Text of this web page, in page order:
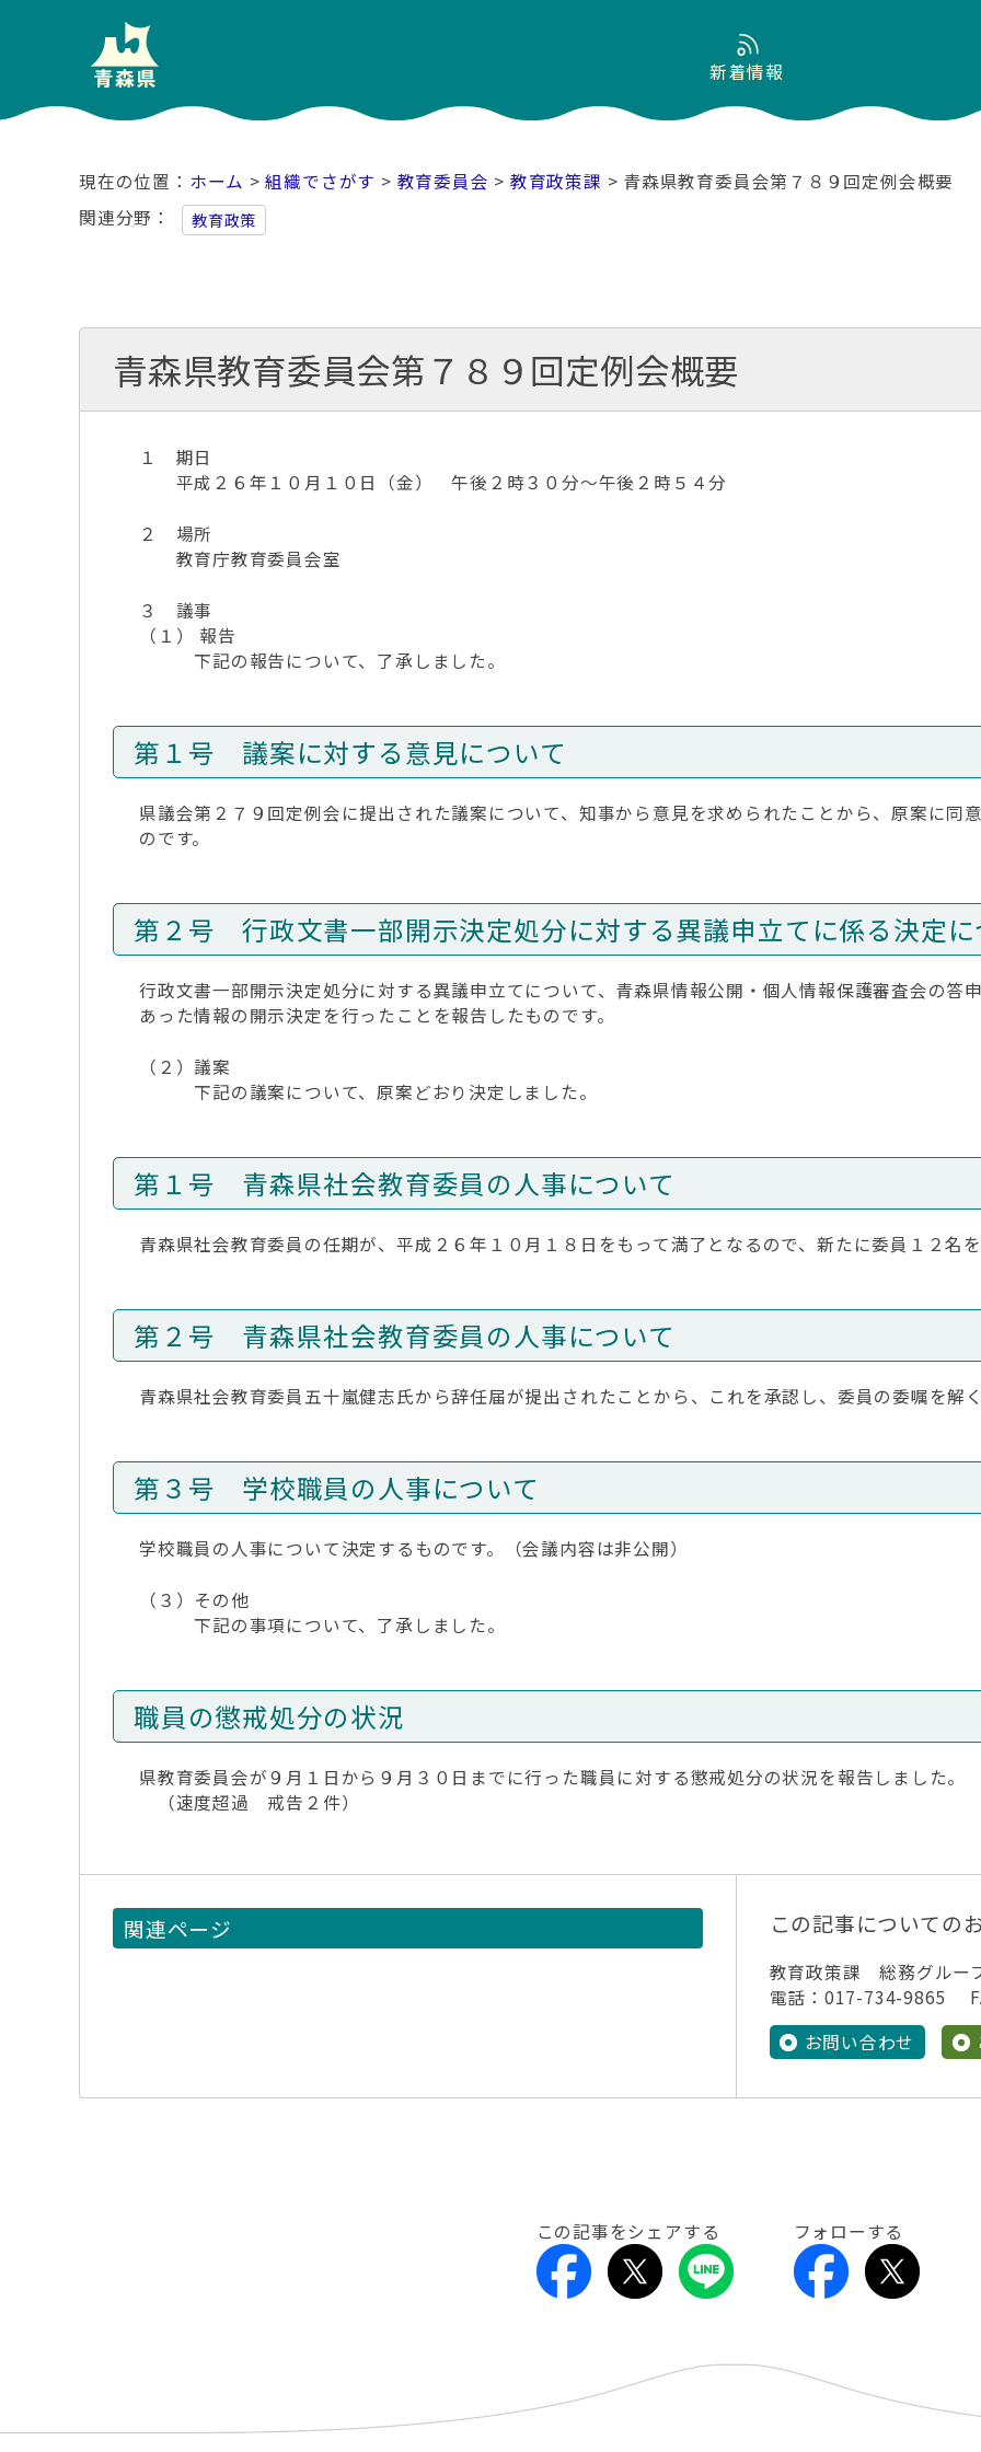
新着情報
ホーム >組織でさがす > 教育委員会 > 教育政策課 > 青森県教育委員会第７８９回定例会概要
関連分野
教育政策
青森県教育委員会第７８９回定例会概要
１ 期日
平成２６年１０月１０日（金） 午後２時３０分～午後２時５４分
２ 場所
教育庁教育委員会室
３ 議事
（１） 報告
下記の報告について、了承しました。
第１号 議案に対する意見について
県議会第２７９回定例会に提出された議案について、知事から意見を求められたことから、原案に同
のです。
第２号 行政文書一部開示決定処分に対する異議申立てに係る決定に
行政文書一部開示決定処分に対する異議申立てについて、青森県情報公開・個人情報保護審査会の答
あった情報の開示決定を行ったことを報告したものです。
（２）議案
下記の議案について、原案どおり決定しました。
第１号 青森県社会教育委員の人事について
青森県社会教育委員の任期が、平成２６年１０月１８日をもって満了となるので、新たに委員１２名を
第２号 青森県社会教育委員の人事について
青森県社会教育委員五十嵐健志氏から辞任届が提出されたことから、これを承認し、委員の委嘱を解く
第３号 学校職員の人事について
学校職員の人事について決定するものです。（会議内容は非公開）
（３）その他
下記の事項について、了承しました。
職員の懲戒処分の状況
県教育委員会が９月１日から９月３０日までに行った職員に対する懲戒処分の状況を報告しました。
（速度超過 戒告２件）
関連ページ この記事についての
教育政策課 総務グルー
電話：017-734-9865
お問い合わせ
この記事をシェアする フォローする